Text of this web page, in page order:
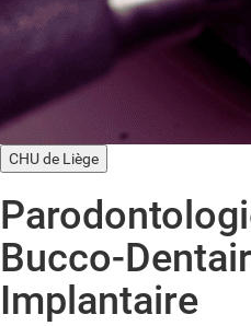
CHU de Liège
Bucco-
Implantaire